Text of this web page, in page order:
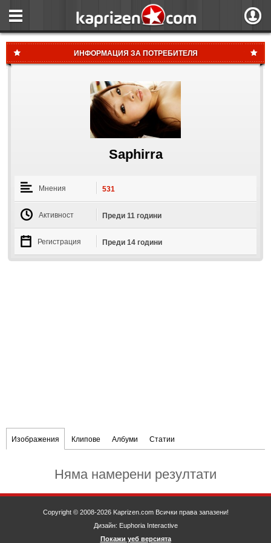
Регистрация
ИНФОРМАЦИЯ ЗА ПОТРЕБИТЕЛЯ
Saphirra
Мнения 531
Активност Преди 11 години
Регистрация Преди 14 години
Изображения Клипове Албуми Статии
Няма намерени резултати
Copyright © 2008-2026 Kaprizen.com Всички права запазени!
Дизайн: Euphoria Interactive
Покажи уеб версията